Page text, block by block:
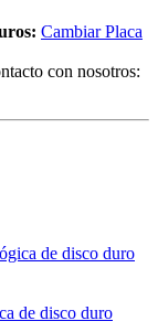
Cambiar Placa
con nosotros:
de disco duro
de disco duro